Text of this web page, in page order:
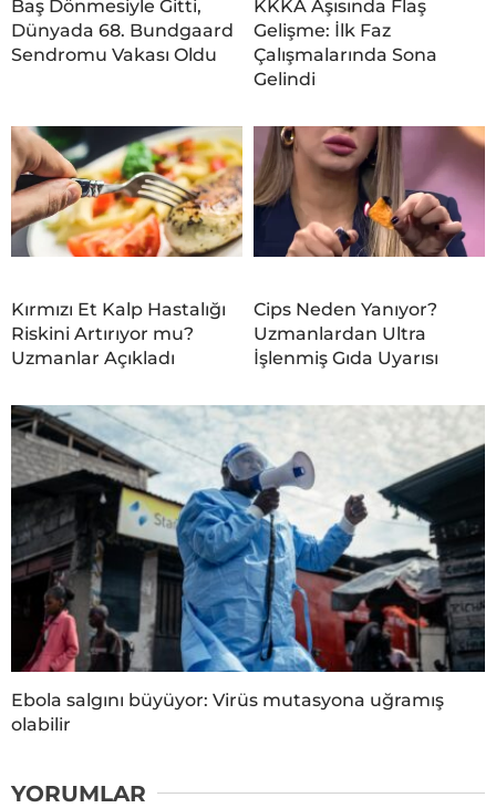
Baş Dönmesiyle Gitti,
Dünyada 68. Bundgaard
Sendromu Vakası Oldu
KKKA Aşısında Flaş
Gelişme: İlk Faz
Çalışmalarında Sona
Gelindi
Kırmızı Et Kalp Hastalığı
Riskini Artırıyor mu?
Uzmanlar Açıkladı
Cips Neden Yanıyor?
Uzmanlardan Ultra
İşlenmiş Gıda Uyarısı
Ebola salgını büyüyor: Virüs mutasyona uğramış
olabilir
YORUMLAR